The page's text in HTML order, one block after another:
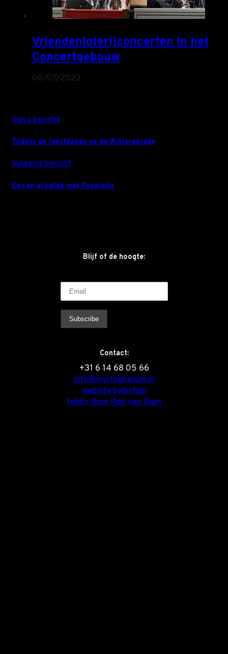
Vriendenloterijconcerten in het
Concertgebouw
06/07/2023
Vorig bericht
Tijdens de feestdagen op de Winterparade
Volgend bericht
Een en al liefde met Pynarello
Blijf of de hoogte:
Contact:
‭+31 6 14 68 05 66
info@myrthehelder.nl
website bybishop
foto's door Rob van Dam